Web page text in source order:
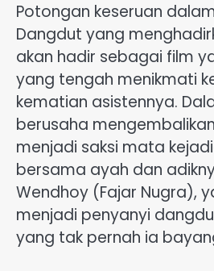
Potongan keseruan
Dangdut yang
akan hadir sebagai film
yang tengah menikmati
kematian asistennya.
berusaha
menjadi saksi mata
bersama ayah dan
Wendhoy (Fajar Nugra),
menjadi penyanyi
yang tak pernah ia